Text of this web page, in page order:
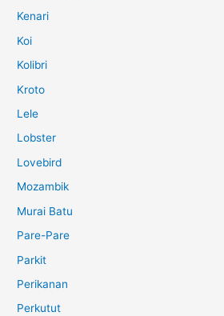
Kenari
Koi
Kolibri
Kroto
Lele
Lobster
Lovebird
Mozambik
Murai Batu
Pare-Pare
Parkit
Perikanan
Perkutut